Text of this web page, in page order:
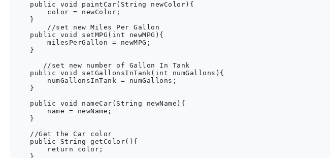
    public void paintCar(String newColor){
        color = newColor;
    }
        //set new Miles Per Gallon
    public void setMPG(int newMPG){
        milesPerGallon = newMPG;
    }
       //set new number of Gallon In Tank
    public void setGallonsInTank(int numGallons){
        numGallonsInTank = numGallons;
    }
    public void nameCar(String newName){
        name = newName;
    }
    //Get the Car color
    public String getColor(){
        return color;